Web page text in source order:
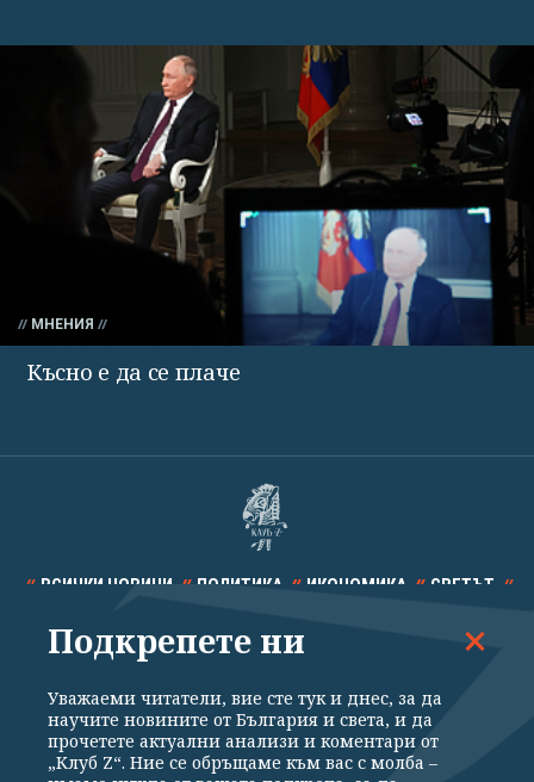
МНЕНИЯ
Късно е да се плаче
ВСИЧКИ НОВИНИ ПОЛИТИКА ИКОНОМИКА СВЕТЪТ
СПОРТ КУЛТУРА ТЕХНОЛОГИИ КАЛЕЙДОСКОП
Подкрепете ни
Уважаеми читатели, вие сте тук и днес, за да
научите новините от България и света, и да
прочетете актуални анализи и коментари от
„Клуб Z“. Ние се обръщаме към вас с молба –